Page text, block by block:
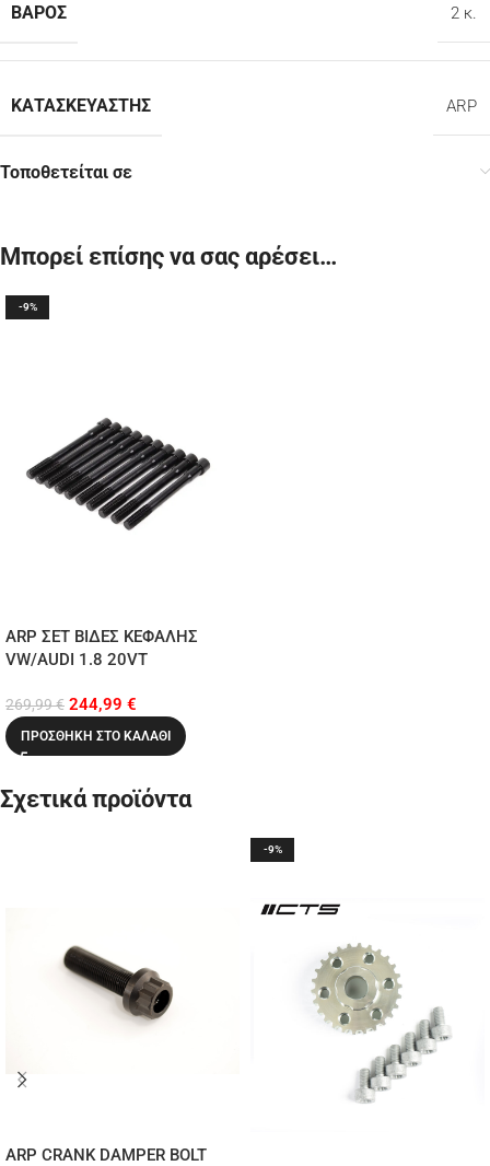
ΒΆΡΟΣ
2 κ.
ΚΑΤΑΣΚΕΥΑΣΤΉΣ ARP
Τοποθετείται σε
Μπορεί επίσης να σας αρέσει…
-9%
ARP ΣΕΤ ΒΙΔΕΣ ΚΕΦΑΛΗΣ
VW/AUDI 1.8 20VT
269,99€ 244,99 €
ΠΡΟΣΘΉΚΗ ΣΤΟ ΚΑΛΆΘΙ
Σχετικά προϊόντα
ARP CRANK DAMPER BOLT
-9%